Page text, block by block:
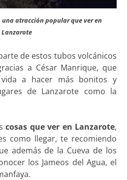
una atracción popular que ver en
Lanzarote
de estos tubos volcánicos
a César Manrique, que
a hacer más bonitos y
de Lanzarote como la
cosas que ver en Lanzarote,
como llegar, te recomiendo
además de la Cueva de los
los Jameos del Agua, el